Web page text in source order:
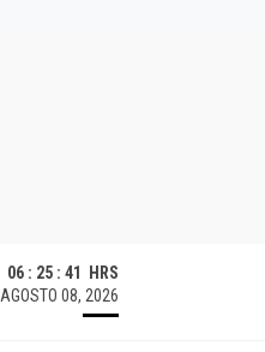
06 : 25 : 42 HRS
AGOSTO 08, 2026